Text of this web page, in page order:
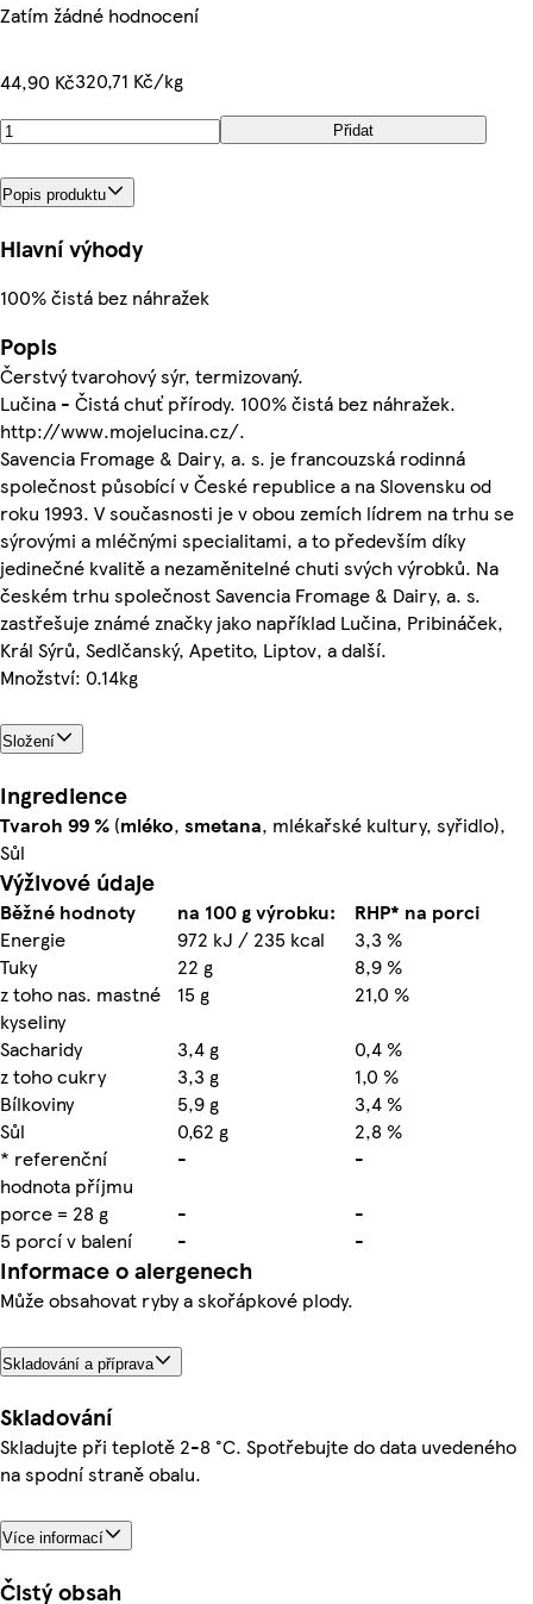
Zatím žádné hodnocení
44,90 Kč320,71 Kč/kg
Přidat
Popis produktu
Hlavní výhody
100% čistá bez náhražek
Popis
Čerstvý tvarohový sýr, termizovaný.
Lučina - Čistá chuť přírody. 100% čistá bez náhražek.
http://www.mojelucina.cz/.
Savencia Fromage & Dairy, a. s. je francouzská rodinná
společnost působící v České republice a na Slovensku od
roku 1993. V současnosti je v obou zemích lídrem na trhu se
sýrovými a mléčnými specialitami, a to především díky
jedinečné kvalitě a nezaměnitelné chuti svých výrobků. Na
českém trhu společnost Savencia Fromage & Dairy, a. s.
zastřešuje známé značky jako například Lučina, Pribináček,
Král Sýrů, Sedlčanský, Apetito, Liptov, a další.
Množství: 0.14kg
Složení
Ingredience
Tvaroh 99 % (mléko, smetana, mlékařské kultury, syřidlo),
Sůl
Výživové údaje
Běžné hodnoty na 100 g výrobku:
RHP* na porci
Energie
972 kJ / 235 kcal
3,3 %
Tuky
22 g
8,9 %
z toho nas. mastné
kyseliny
15 g
21,0 %
Sacharidy
3,4 g
0,4 %
z toho cukry
3,3 g
1,0 %
Bílkoviny
5,9 g
3,4 %
Sůl
0,62 g
2,8 %
* referenční
hodnota příjmu
-
-
porce = 28 g
-
-
5 porcí v balení
- -
Informace o alergenech
Může obsahovat ryby a skořápkové plody.
Skladování a příprava
Skladování
Skladujte při teplotě 2-8 °C. Spotřebujte do data uvedeného
na spodní straně obalu.
Více informací
Čistý obsah